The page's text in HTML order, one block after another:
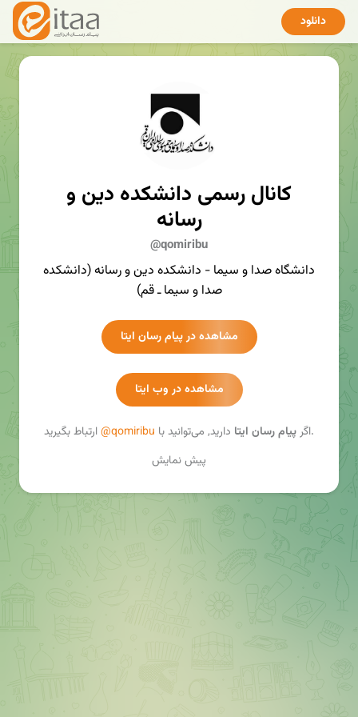
دانلود
كانال رسمی دانشكده دين و
رسانه
@qomiribu
دانشگاه صدا و سيما - دانشكده دين و رسانه (دانشكده
صدا و سيما ـ قم)
مشاهده در پیام رسان ایتا
مشاهده در وب ایتا
اگرپیام رسان ایتا دارید, می‌توانید با @qomiribu
ارتباط بگیرید.
پیش نمایش